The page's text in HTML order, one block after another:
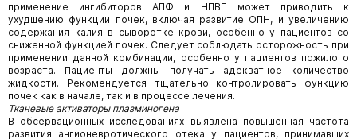
применение ингибиторов АПФ и НПВП может приводить к
ухудшению функции почек, включая развитие ОПН, и увеличению
содержания калия в сыворотке крови, особенно у пациентов со
сниженной функцией почек. Следует соблюдать осторожность при
применении данной комбинации, особенно у пациентов пожилого
возраста. Пациенты должны получать адекватное количество
жидкости. Рекомендуется тщательно контролировать функцию
почек как в начале, так и в процессе лечения.
Тканевые активаторы плазминогена
В обсервационных исследованиях выявлена повышенная частота
развития ангионевротического отека у пациентов, принимавших